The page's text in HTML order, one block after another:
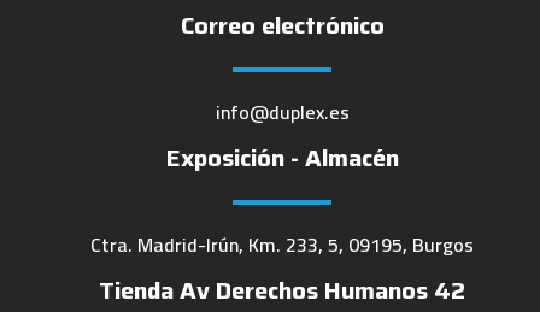
Correo electrónico
info@duplex.es
Exposición - Almacén
Ctra. Madrid-Irún, Km. 233, 5, 09195, Burgos
Tienda Av Derechos Humanos 42